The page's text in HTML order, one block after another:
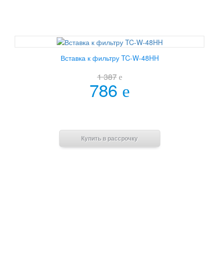
Вставка к фильтру TC-W-48HH
1 387 e
786 e
Купить в рассрочку